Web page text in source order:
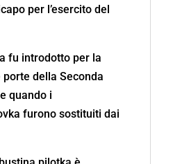
per l’esercito del
fu introdotto per la
della Seconda
quando i
furono sostituiti dai